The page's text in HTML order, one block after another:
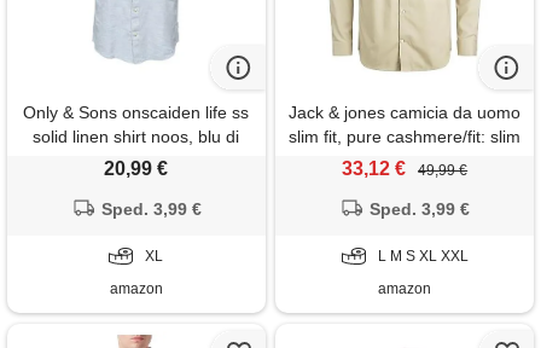
Only & Sons onscaiden life ss
solid linen shirt noos, blu di
cachemire, xl
20,99 €
Sped. 3,99 €
XL
amazon
Jack & jones camicia da uomo
slim fit, pure cashmere/fit: slim
fit, s
33,12 € 49,99 €
Sped. 3,99 €
L M S XL XXL
amazon